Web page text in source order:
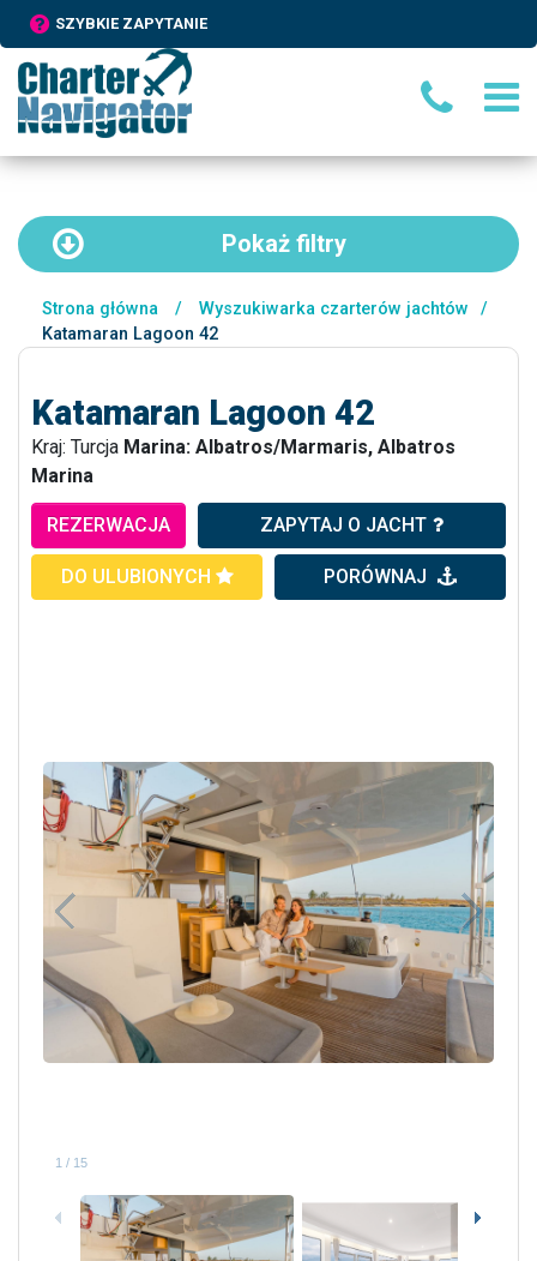
SZYBKIE ZAPYTANIE
Pokaż filtry
Strona główna / Wyszukiwarka czarterów jachtów
/
Katamaran Lagoon 42
Katamaran Lagoon 42
Kraj: Turcja Marina: Albatros/Marmaris, Albatros
Marina
REZERWACJA ZAPYTAJ O JACHT
DO ULUBIONYCH PORÓWNAJ
1 / 15